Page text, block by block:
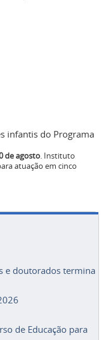
infantis do Programa
de agosto. Instituto
atuação em cinco
e doutorados termina
de Educação para